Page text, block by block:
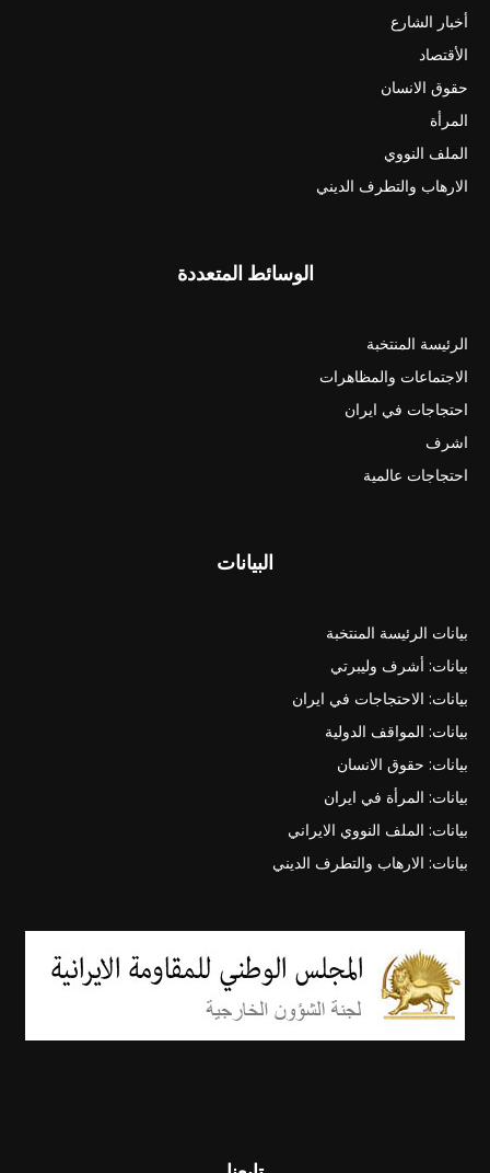
أخبار الشارع
الأقتصاد
حقوق الانسان
المرأة
الملف النووي
الارهاب والتطرف الديني
الوسائط المتعددة
الرئيسة المنتخبة
الاجتماعات والمظاهرات
احتجاجات في ايران
اشرف
احتجاجات عالمية
البيانات
بيانات الرئيسة المنتخبة
بيانات: أشرف وليبرتي
بيانات: الاحتجاجات في ايران
بيانات: المواقف الدولية
بيانات: حقوق الانسان
بيانات: المرأة في ايران
بيانات: الملف النووي الايراني
بيانات: الارهاب والتطرف الديني